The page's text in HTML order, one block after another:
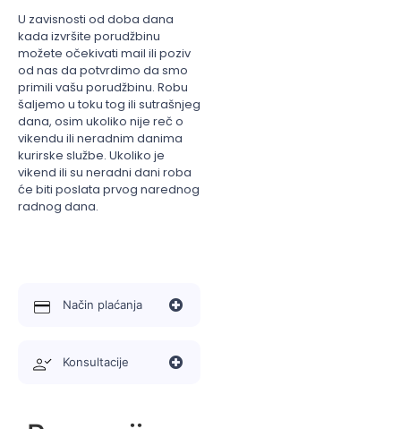
U zavisnosti od doba dana
kada izvršite porudžbinu
možete očekivati mail ili poziv
od nas da potvrdimo da smo
primili vašu porudžbinu. Robu
šaljemo u toku tog ili sutrašnjeg
dana, osim ukoliko nije reč o
vikendu ili neradnim danima
kurirske službe. Ukoliko je
vikend ili su neradni dani roba
će biti poslata prvog narednog
radnog dana.
Način plaćanja
Konsultacije